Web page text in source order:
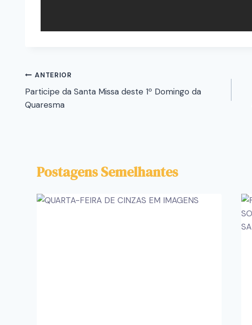
ANTERIOR
Participe da Santa Missa deste 1º Domingo da
Quaresma
Postagens Semelhantes